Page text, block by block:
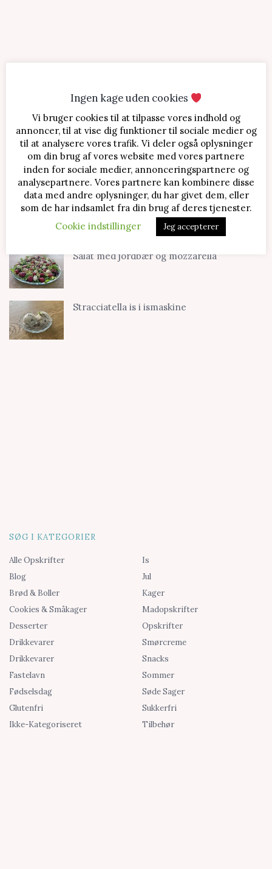
SENESTE OPSKRIFTER
Jordbærtærte med mascarponecreme
Klassisk cheesecake med kirsebær
Salat med jordbær og mozzarella
Stracciatella is i ismaskine
SØG I KATEGORIER
Alle Opskrifter
Blog
Brød & Boller
Cookies & Småkager
Desserter
Drikkevarer
Drikkevarer
Fastelavn
Fødselsdag
Glutenfri
Ikke-Kategoriseret
Is
Jul
Kager
Madopskrifter
Opskrifter
Smørcreme
Snacks
Sommer
Søde Sager
Sukkerfri
Tilbehør
Ingen kage uden cookies
Vi bruger cookies til at tilpasse vores indhold og
annoncer, til at vise dig funktioner til sociale medier og
til at analysere vores trafik. Vi deler også oplysninger
om din brug af vores website med vores partnere
inden for sociale medier, annonceringspartnere og
analysepartnere. Vores partnere kan kombinere disse
data med andre oplysninger, du har givet dem, eller
som de har indsamlet fra din brug af deres tjenester.
Cookie indstillinger
Jeg accepterer